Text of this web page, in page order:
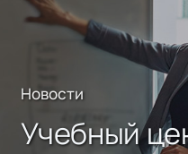
Новости
Учебный